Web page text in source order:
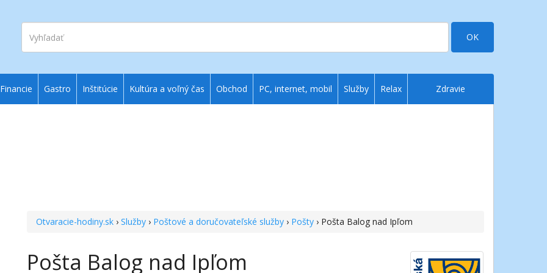
Vyhľadať
OK
Otvaracie-hodiny.sk ›Služby › Poštové a doručovateľské služby › Pošty › Pošta Balog nad Ipľom
Pošta Balog nad Ipľom
Financie Gastro Inštitúcie Kultúra a voľný čas Obchod PC, internet, mobil Služby Relax Zdravie